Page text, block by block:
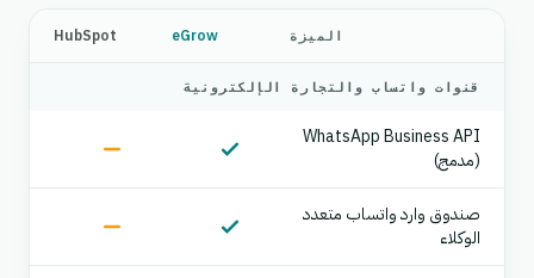
الميزة eGrow
HubSpot
قنوات واتساب والتجارة الإلكترونية
WhatsApp Business API
(مدمج)
صندوق وارد واتساب متعدد
الوكلاء